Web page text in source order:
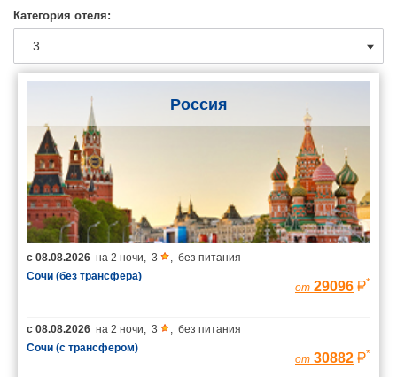
Категория отеля:
Россия
с 08.08.2026 на 2 ночи, 3 , без питания
Сочи (без трансфера)
от 29096 *
с 08.08.2026 на 2 ночи, 3 , без питания
Сочи (с трансфером)
от 30882 *